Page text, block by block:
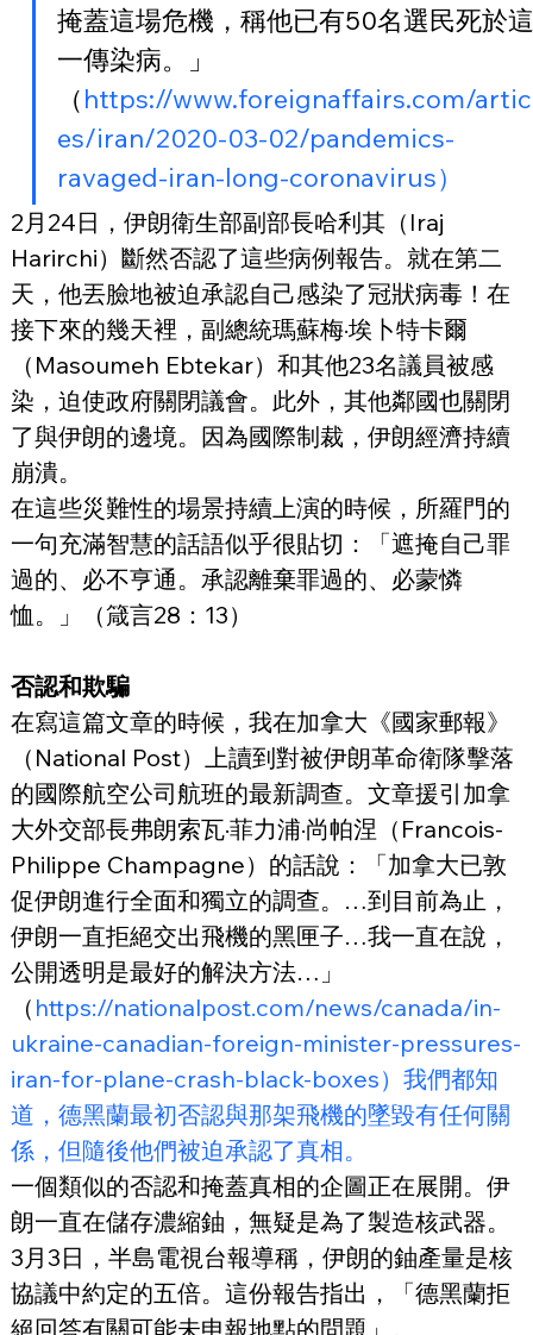
掩蓋這場危機，稱他已有50名選民死於這
一傳染病。」
（https://www.foreignaffairs.com/
es/iran/2020-03-02/pandemics-
ravaged-iran-long-coronavirus）
2月24日，伊朗衛生部副部長哈利其（Iraj
Harirchi）斷然否認了這些病例報告。就在第二
天，他丟臉地被迫承認自己感染了冠狀病毒！在
接下來的幾天裡，副總統瑪蘇梅·埃卜特卡爾
（Masoumeh Ebtekar）和其他23名議員被感
染，迫使政府關閉議會。此外，其他鄰國也關閉
了與伊朗的邊境。因為國際制裁，伊朗經濟持續
崩潰。
在這些災難性的場景持續上演的時候，所羅門的
一句充滿智慧的話語似乎很貼切：「遮掩自己罪
過的、必不亨通。承認離棄罪過的、必蒙憐
恤。」（箴言28：13）
否認和欺騙
在寫這篇文章的時候，我在加拿大《國家郵報》
（National Post）上讀到對被伊朗革命衛隊擊落
的國際航空公司航班的最新調查。文章援引加拿
大外交部長弗朗索瓦·菲力浦·尚帕涅（Francois-
Philippe Champagne）的話說：「加拿大已敦
促伊朗進行全面和獨立的調查。…到目前為止，
伊朗一直拒絕交出飛機的黑匣子…我一直在說，
公開透明是最好的解決方法…」
（ https://nationalpost.com/news/canada/in-
ukraine-canadian-foreign-minister-pressures-
iran-for-plane-crash-black-boxes）我們都知
道，德黑蘭最初否認與那架飛機的墜毀有任何關
係，但隨後他們被迫承認了真相。
一個類似的否認和掩蓋真相的企圖正在展開。伊
朗一直在儲存濃縮鈾，無疑是為了製造核武器。
3月3日，半島電視台報導稱，伊朗的鈾產量是核
協議中約定的五倍。這份報告指出，「德黑蘭拒
絕回答有關可能未申報地點的問題」。